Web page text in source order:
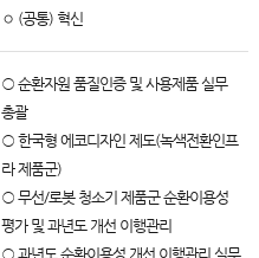
◦ (공통) 혁신
○ 순환자원 품질인증 및 사용제품 실무
총괄
○ 한국형 에코디자인 제도(녹색전환인프
라 제품군)
○ 무선/로봇 청소기 제품군 순환이용성
평가 및 과년도 개선 이행관리
○ 과년도 순환이용성 개선 이행관리 실무